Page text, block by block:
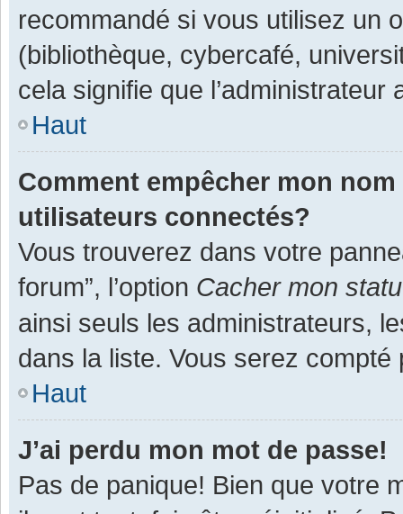
recommandé si vous utilisez un
(bibliothèque, cybercafé,
cela signifie que
Haut
Comment empêcher mon
utilisateurs connectés?
Vous trouverez dans votre
forum”, l’option Cacher mon
ainsi seuls les administrateurs,
dans la liste. Vous serez
Haut
J’ai perdu mon mot de passe!
Pas de panique! Bien que votre